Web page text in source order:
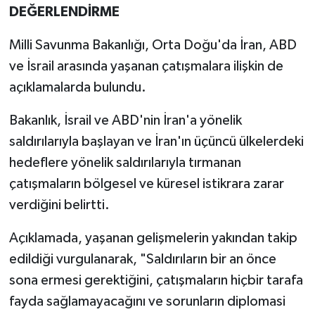
DEĞERLENDİRME
Milli Savunma Bakanlığı, Orta Doğu'da İran, ABD
ve İsrail arasında yaşanan çatışmalara ilişkin de
açıklamalarda bulundu.
Bakanlık, İsrail ve ABD'nin İran'a yönelik
saldırılarıyla başlayan ve İran'ın üçüncü ülkelerdeki
hedeflere yönelik saldırılarıyla tırmanan
çatışmaların bölgesel ve küresel istikrara zarar
verdiğini belirtti.
Açıklamada, yaşanan gelişmelerin yakından takip
edildiği vurgulanarak, "Saldırıların bir an önce
sona ermesi gerektiğini, çatışmaların hiçbir tarafa
fayda sağlamayacağını ve sorunların diplomasi